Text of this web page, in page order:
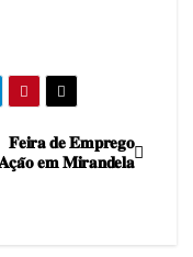
𝐅𝐞𝐢𝐫𝐚 𝐝𝐞 𝐄𝐦𝐩𝐫𝐞𝐠𝐨
𝐞𝐦 𝐌𝐢𝐫𝐚𝐧𝐝𝐞𝐥𝐚